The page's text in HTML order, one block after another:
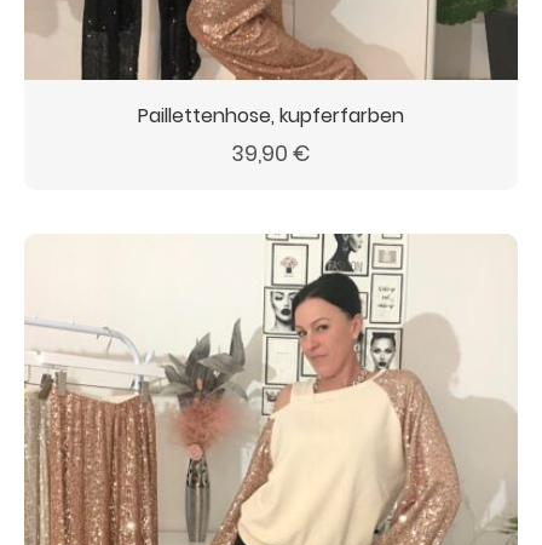
Paillettenhose, kupferfarben
39,90 €